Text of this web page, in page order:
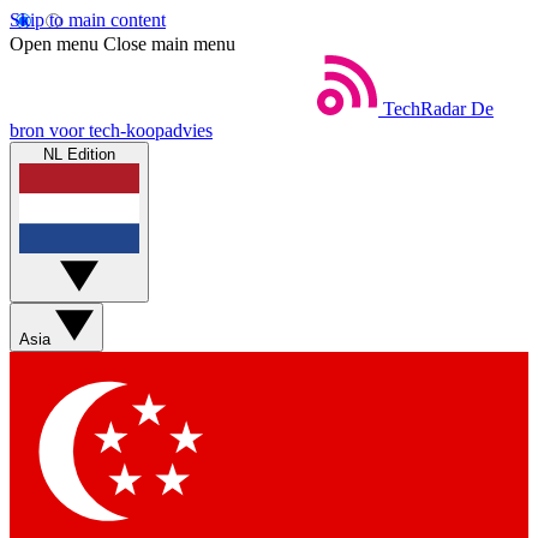
Skip to main content
Open menu Close main menu
TechRadar De
bron voor tech-koopadvies
NL Edition
Asia